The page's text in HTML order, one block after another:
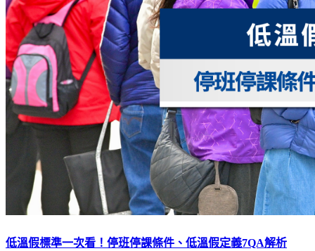
低溫假標準一次看！停班停課條件、低溫假定義7QA解析